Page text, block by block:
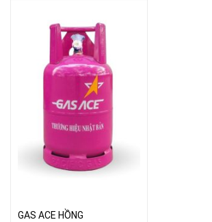
GAS ACE HỒNG